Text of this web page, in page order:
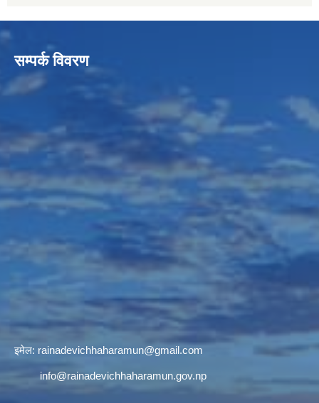
सम्पर्क विवरण
इमेल: rainadevichhaharamun@gmail.com
info@rainadevichhaharamun.gov.np